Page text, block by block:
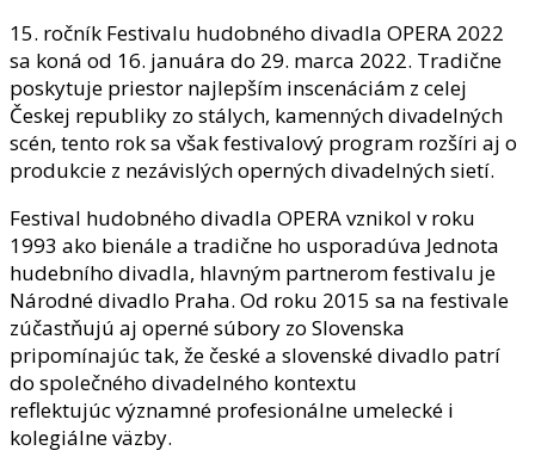
15. ročník Festivalu hudobného divadla OPERA 2022
sa koná od 16. januára do 29. marca 2022. Tradične
poskytuje priestor najlepším inscenáciám z celej
Českej republiky zo stálych, kamenných divadelných
scén, tento rok sa však festivalový program rozšíri aj o
produkcie z nezávislých operných divadelných sietí.
Festival hudobného divadla OPERA vznikol v roku
1993 ako bienále a tradične ho usporadúva Jednota
hudebního divadla, hlavným partnerom festivalu je
Národné divadlo Praha. Od roku 2015 sa na festivale
zúčastňujú aj operné súbory zo Slovenska
pripomínajúc tak, že české a slovenské divadlo patrí
do společného divadelného kontextu
reflektujúc významné profesionálne umelecké i
kolegiálne väzby.